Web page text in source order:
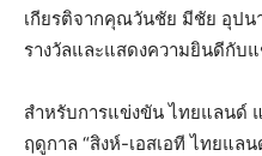
เกียรติจากคุณวันชัย มีชัย อุป
รางวัลและแสดงความยินดีกับ
สำหรับการแข่งขัน ไทยแลนด์
ฤดูกาล “สิงห์-เอสเอที ไทยแล